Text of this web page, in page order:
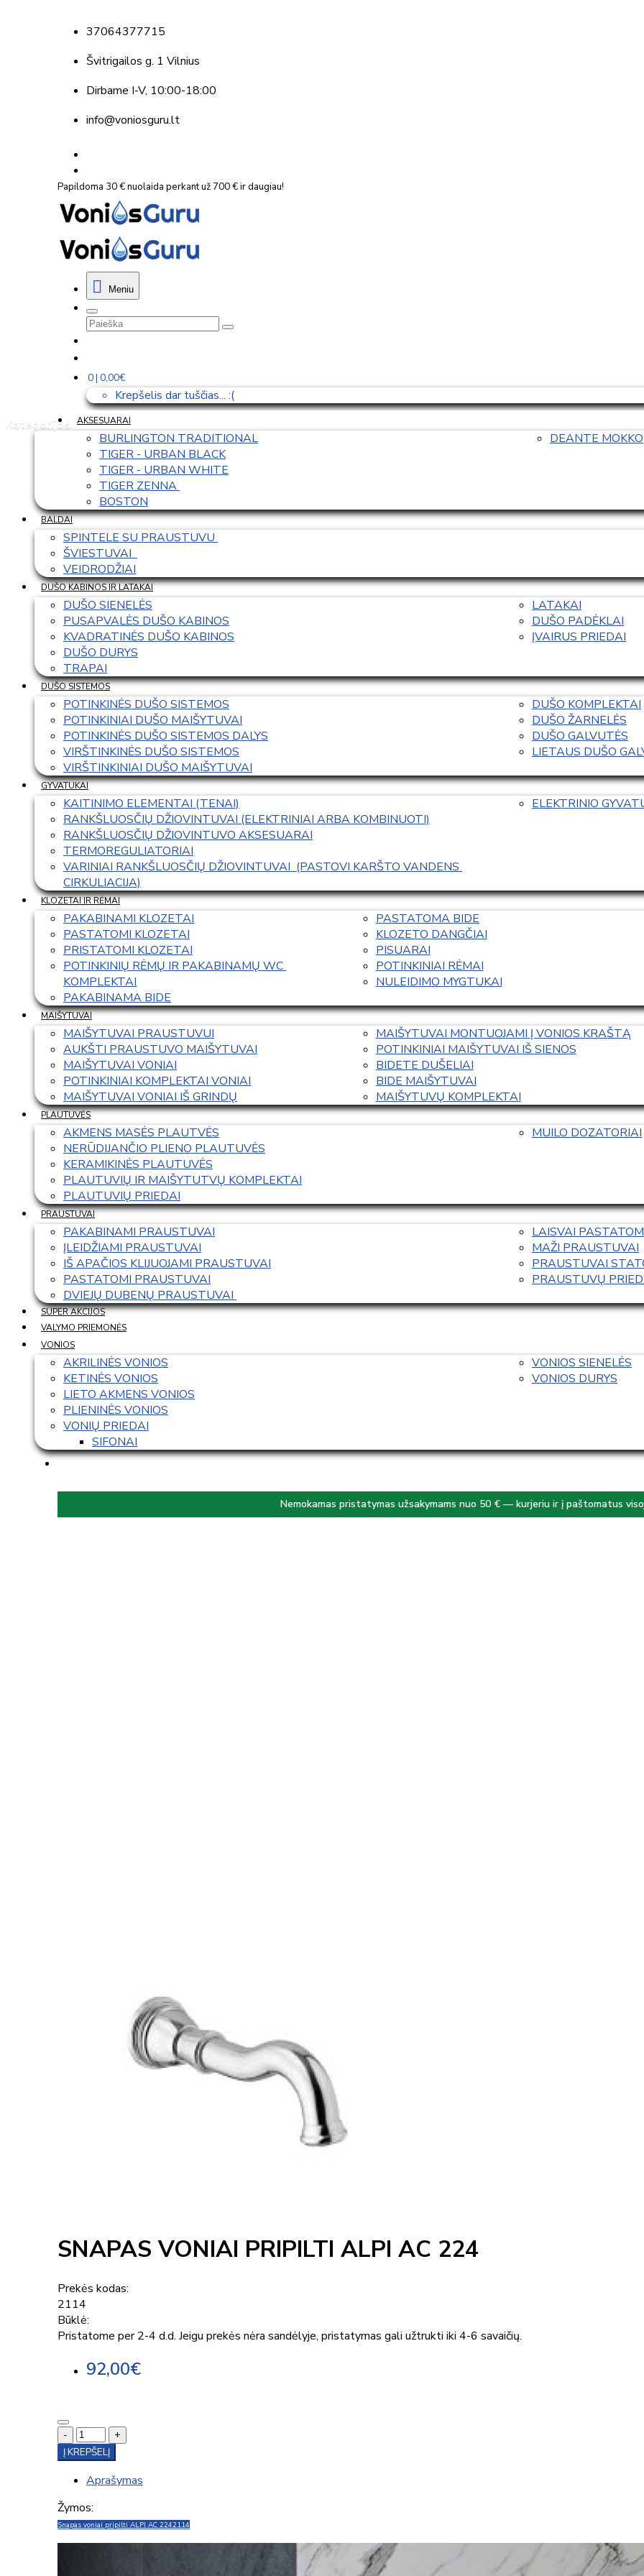
37064377715
Švitrigailos g. 1 Vilnius
Dirbame I-V, 10:00-18:00
info@voniosguru.lt
Papildoma 30 € nuolaida perkant už 700 € ir daugiau!
Meniu
0 | 0,00€
Krepšelis dar tuščias... :(
Kategorijos
AKSESUARAI
BURLINGTON TRADITIONAL
TIGER - URBAN BLACK
TIGER - URBAN WHITE
TIGER ZENNA
BOSTON
DEANTE MOKKO
BALDAI
SPINTELE SU PRAUSTUVU
ŠVIESTUVAI
VEIDRODŽIAI
DUŠO KABINOS IR LATAKAI
DUŠO SIENELĖS
PUSAPVALĖS DUŠO KABINOS
KVADRATINĖS DUŠO KABINOS
DUŠO DURYS
TRAPAI
LATAKAI
DUŠO PADĖKLAI
ĮVAIRUS PRIEDAI
DUŠO SISTEMOS
POTINKINĖS DUŠO SISTEMOS
POTINKINIAI DUŠO MAIŠYTUVAI
POTINKINĖS DUŠO SISTEMOS DALYS
VIRŠTINKINĖS DUŠO SISTEMOS
VIRŠTINKINIAI DUŠO MAIŠYTUVAI
DUŠO KOMPLEKTAI
DUŠO ŽARNELĖS
DUŠO GALVUTĖS
LIETAUS DUŠO
GYVATUKAI
KAITINIMO ELEMENTAI (TENAI)
RANKŠLUOSČIŲ DŽIOVINTUVAI (ELEKTRINIAI ARBA KOMBINUOTI)
RANKŠLUOSČIŲ DŽIOVINTUVO AKSESUARAI
TERMOREGULIATORIAI
VARINIAI RANKŠLUOSČIŲ DŽIOVINTUVAI  (PASTOVI KARŠTO VANDENS
CIRKULIACIJA)
ELEKTRINIO
KLOZETAI IR RĖMAI
PAKABINAMI KLOZETAI
PASTATOMI KLOZETAI
PRISTATOMI KLOZETAI
POTINKINIŲ RĖMŲ IR PAKABINAMŲ WC
KOMPLEKTAI
PAKABINAMA BIDE
PASTATOMA BIDE
KLOZETO DANGČIAI
PISUARAI
POTINKINIAI RĖMAI
NULEIDIMO MYGTUKAI
MAIŠYTUVAI
MAIŠYTUVAI PRAUSTUVUI
AUKŠTI PRAUSTUVO MAIŠYTUVAI
MAIŠYTUVAI VONIAI
POTINKINIAI KOMPLEKTAI VONIAI
MAIŠYTUVAI VONIAI IŠ GRINDŲ
MAIŠYTUVAI MONTUOJAMI Į VONIOS KRAŠTĄ
POTINKINIAI MAIŠYTUVAI IŠ SIENOS
BIDETE DUŠELIAI
BIDE MAIŠYTUVAI
MAIŠYTUVŲ KOMPLEKTAI
PLAUTUVĖS
AKMENS MASĖS PLAUTVĖS
NERŪDIJANČIO PLIENO PLAUTUVĖS
KERAMIKINĖS PLAUTUVĖS
PLAUTUVIŲ IR MAIŠYTUTVŲ KOMPLEKTAI
PLAUTUVIŲ PRIEDAI
MUILO DOZATORIAI
PRAUSTUVAI
PAKABINAMI PRAUSTUVAI
ĮLEIDŽIAMI PRAUSTUVAI
IŠ APAČIOS KLIJUOJAMI PRAUSTUVAI
PASTATOMI PRAUSTUVAI
DVIEJŲ DUBENŲ PRAUSTUVAI
LAISVAI
MAŽI PRAUSTUVAI
PRAUSTUVAI
PRAUSTUVŲ
SUPER AKCIJOS
VALYMO PRIEMONĖS
VONIOS
AKRILINĖS VONIOS
KETINĖS VONIOS
LIETO AKMENS VONIOS
PLIENINĖS VONIOS
VONIŲ PRIEDAI
SIFONAI
VONIOS SIENELĖS
VONIOS DURYS
Nemokamas pristatymas užsakymams nuo 50 € — kurjeriu ir į paštomatus
SNAPAS VONIAI PRIPILTI ALPI AC 224
Prekės kodas:
2114
Būklė:
Pristatome per 2-4 d.d. Jeigu prekės nėra sandėlyje, pristatymas gali užtrukti iki 4-6 savaičių.
92,00€
-
+
Į KREPŠELĮ
Aprašymas
Žymos:
Snapas voniai pripilti ALPI AC 2242114